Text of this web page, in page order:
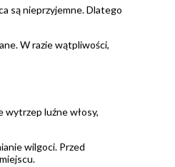
są nieprzyjemne. Dlatego
W razie wątpliwości,
wytrzep luźne włosy,
wilgoci. Przed